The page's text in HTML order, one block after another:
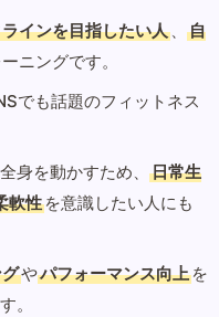
インを目指したい人 、
自
ニングです。
でも話題のフィットネス
身を動かすため、
日常生
軟性 を意識したい人にも
やパフォーマンス向上 を
。